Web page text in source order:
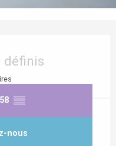
définis
▒▒
nous